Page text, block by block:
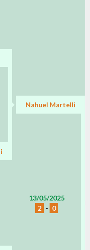
Nahuel Martelli
13/05/2025
2 - 0